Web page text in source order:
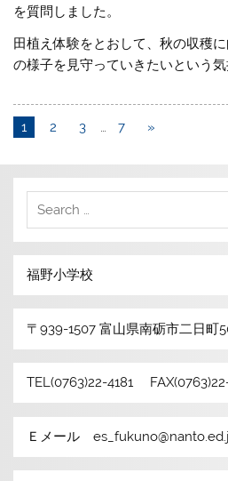
を質問しました。
田植え体験をとおして、秋の収穫
の様子を見守っていきたいという気
1 2 3 … 7 »
福野小学校
〒939-1507 富山県南砺市二日町
TEL(0763)22-4181
Ｅメール